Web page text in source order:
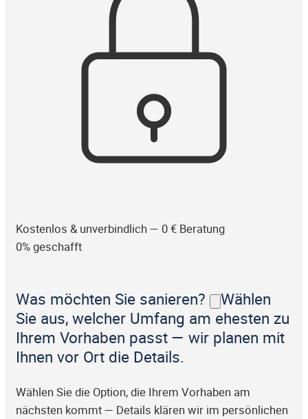
Kostenlos & unverbindlich — 0 € Beratung
0% geschafft
Was möchten Sie sanieren?
Wählen
Sie aus, welcher Umfang am ehesten zu
Ihrem Vorhaben passt — wir planen mit
Ihnen vor Ort die Details.
Wählen Sie die Option, die Ihrem Vorhaben am
nächsten kommt — Details klären wir im persönlichen